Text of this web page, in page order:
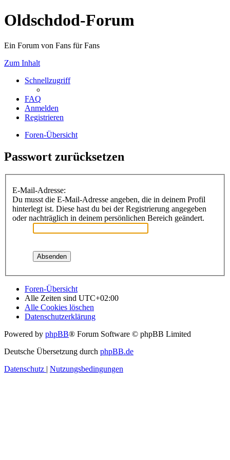
Oldschdod-Forum
Ein Forum von Fans für Fans
Zum Inhalt
Schnellzugriff
FAQ
Anmelden
Registrieren
Foren-Übersicht
Passwort zurücksetzen
E-Mail-Adresse:
Du musst die E-Mail-Adresse angeben, die in deinem Profil
hinterlegt ist. Diese hast du bei der Registrierung angegeben
oder nachträglich in deinem persönlichen Bereich geändert.
Foren-Übersicht
Alle Zeiten sind UTC+02:00
Alle Cookies löschen
Datenschutzerklärung
Powered by phpBB® Forum Software © phpBB Limited
Deutsche Übersetzung durch phpBB.de
Datenschutz | Nutzungsbedingungen